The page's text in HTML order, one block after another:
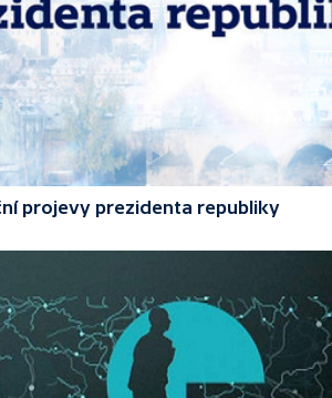
projevy prezidenta republiky